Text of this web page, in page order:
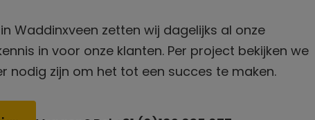
Waddinxveen zetten wij dagelijks al onze
in voor onze klanten. Per project bekijken we
nodig zijn om het tot een succes te maken.